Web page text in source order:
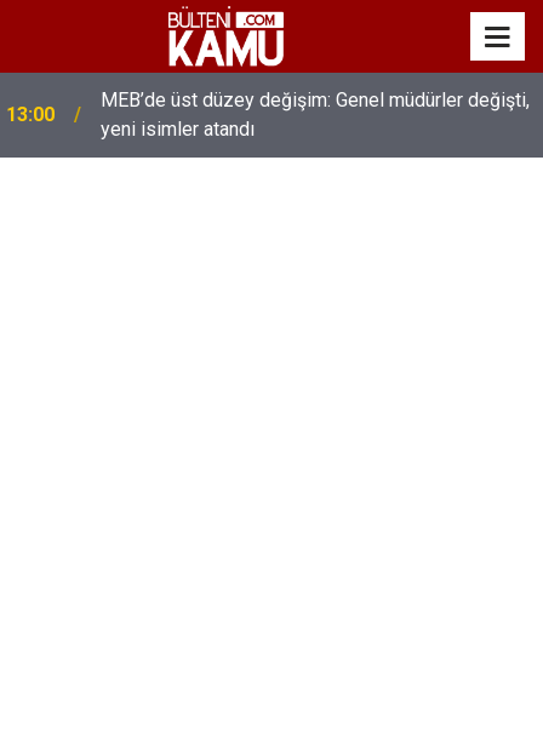
13:00
MEB’de üst düzey değişim: Genel müdürler değişti,
yeni isimler atandı